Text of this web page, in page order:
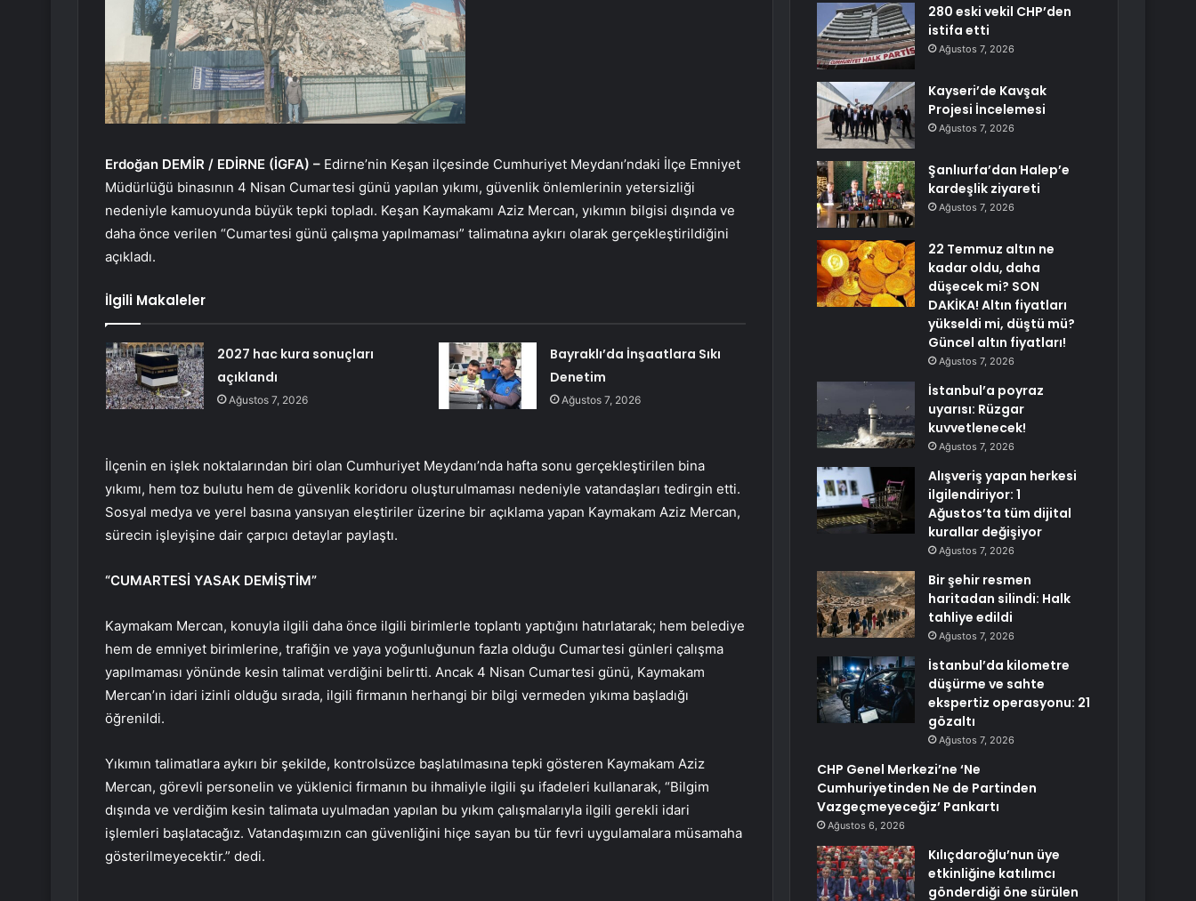
Erdoğan DEMİR / EDİRNE (İGFA) – Edirne’nin Keşan ilçesinde Cumhuriyet Meydanı’ndaki İlçe Emniyet
Müdürlüğü binasının 4 Nisan Cumartesi günü yapılan yıkımı, güvenlik önlemlerinin yetersizliği
nedeniyle kamuoyunda büyük tepki topladı. Keşan Kaymakamı Aziz Mercan, yıkımın bilgisi dışında ve
daha önce verilen “Cumartesi günü çalışma yapılmaması” talimatına aykırı olarak gerçekleştirildiğini
açıkladı.
İlgili Makaleler
2027 hac kura sonuçları
açıklandı
Ağustos 7, 2026
Bayraklı’da İnşaatlara Sıkı
Denetim
Ağustos 7, 2026
İlçenin en işlek noktalarından biri olan Cumhuriyet Meydanı’nda hafta sonu gerçekleştirilen bina
yıkımı, hem toz bulutu hem de güvenlik koridoru oluşturulmaması nedeniyle vatandaşları tedirgin etti.
Sosyal medya ve yerel basına yansıyan eleştiriler üzerine bir açıklama yapan Kaymakam Aziz Mercan,
sürecin işleyişine dair çarpıcı detaylar paylaştı.
“CUMARTESİ YASAK DEMİŞTİM”
Kaymakam Mercan, konuyla ilgili daha önce ilgili birimlerle toplantı yaptığını hatırlatarak; hem belediye
hem de emniyet birimlerine, trafiğin ve yaya yoğunluğunun fazla olduğu Cumartesi günleri çalışma
yapılmaması yönünde kesin talimat verdiğini belirtti. Ancak 4 Nisan Cumartesi günü, Kaymakam
Mercan’ın idari izinli olduğu sırada, ilgili firmanın herhangi bir bilgi vermeden yıkıma başladığı
öğrenildi.
Yıkımın talimatlara aykırı bir şekilde, kontrolsüzce başlatılmasına tepki gösteren Kaymakam Aziz
Mercan, görevli personelin ve yüklenici firmanın bu ihmaliyle ilgili şu ifadeleri kullanarak, “Bilgim
dışında ve verdiğim kesin talimata uyulmadan yapılan bu yıkım çalışmalarıyla ilgili gerekli idari
işlemleri başlatacağız. Vatandaşımızın can güvenliğini hiçe sayan bu tür fevri uygulamalara müsamaha
gösterilmeyecektir.” dedi.
280 eski vekil CHP’den
istifa etti
Ağustos 7, 2026
Kayseri’de Kavşak
Projesi İncelemesi
Ağustos 7, 2026
Şanlıurfa’dan Halep’e
kardeşlik ziyareti
Ağustos 7, 2026
22 Temmuz altın ne
kadar oldu, daha
düşecek mi? SON
DAKİKA! Altın fiyatları
yükseldi mi, düştü mü?
Güncel altın fiyatları!
Ağustos 7, 2026
İstanbul’a poyraz
uyarısı: Rüzgar
kuvvetlenecek!
Ağustos 7, 2026
Alışveriş yapan herkesi
ilgilendiriyor: 1
Ağustos’ta tüm dijital
kurallar değişiyor
Ağustos 7, 2026
Bir şehir resmen
haritadan silindi: Halk
tahliye edildi
Ağustos 7, 2026
İstanbul’da kilometre
düşürme ve sahte
ekspertiz operasyonu: 21
gözaltı
Ağustos 7, 2026
CHP Genel Merkezi’ne ‘Ne
Cumhuriyetinden Ne de Partinden
Vazgeçmeyeceğiz’ Pankartı
Ağustos 6, 2026
Kılıçdaroğlu’nun üye
etkinliğine katılımcı
gönderdiği öne sürülen